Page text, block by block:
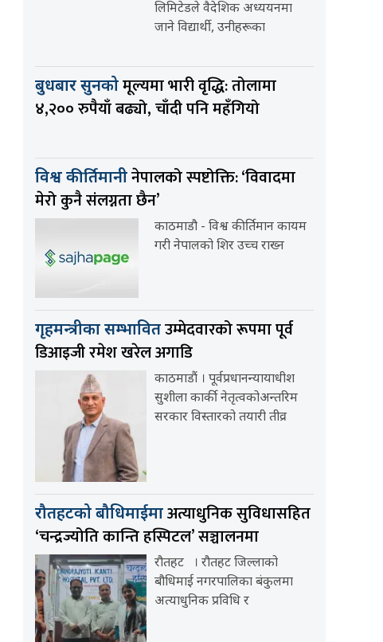
लिमिटेडले वैदेशिक अध्ययनमा
जाने विद्यार्थी, उनीहरूका
बुधबार सुनकोमूल्यमा भारी वृद्धि: तोलामा
४,२०० रुपैयाँ बढ्यो, चाँदी पनि महँगियो
विश्व कीर्तिमानीनेपालको स्पष्टोक्ति: ‘विवादमा
मेरो कुनै संलग्नता छैन’
काठमाडौ - विश्व कीर्तिमान कायम
गरी नेपालको शिर उच्च राख्न
गृहमन्त्रीका सम्भावितउम्मेदवारको रूपमा पूर्व
डिआइजी रमेश खरेल अगाडि
काठमाडौं । पूर्वप्रधानन्यायाधीश
सुशीला कार्की नेतृत्वकोअन्तरिम
सरकार विस्तारको तयारी तीव्र
रौतहटको बौधिमाईमाअत्याधुनिक सुविधासहित
‘चन्द्रज्योति कान्ति हस्पिटल’ सञ्चालनमा
रौतहट । रौतहट जिल्लाको
बौधिमाई नगरपालिका बंकुलमा
अत्याधुनिक प्रविधि र